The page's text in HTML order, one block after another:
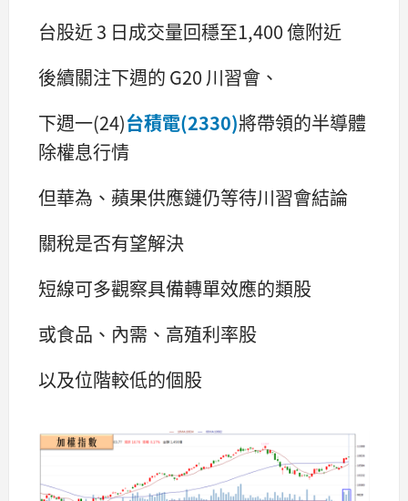
台股近 3 日成交量回穩至1,400 億附近
後續關注下週的 G20 川習會、
下週一(24)台積電(2330)將帶領的半導體
除權息行情
但華為、蘋果供應鏈仍等待川習會結論
關稅是否有望解決
短線可多觀察具備轉單效應的類股
或食品、內需、高殖利率股
以及位階較低的個股